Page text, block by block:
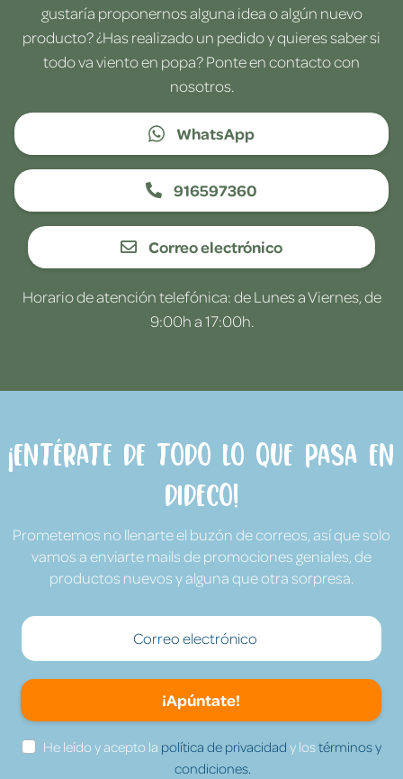
gustaría proponernos alguna idea o algún nuevo
producto? ¿Has realizado un pedido y quieres saber si
todo va viento en popa? Ponte en contacto con
nosotros.
WhatsApp
916597360
Correo electrónico
Horario de atención telefónica: de Lunes a Viernes, de
9:00h a 17:00h.
¡Entérate de todo lo que pasa en
Dideco!
Prometemos no llenarte el buzón de correos, así que solo
vamos a enviarte mails de promociones geniales, de
productos nuevos y alguna que otra sorpresa.
¡Apúntate!
He leído y acepto la política de privacidad y lostérminos y
condiciones.